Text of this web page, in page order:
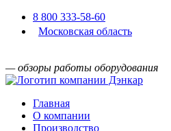
8 800 333-58-60
Московская область
— обзоры работы оборудования
Главная
О компании
Производство